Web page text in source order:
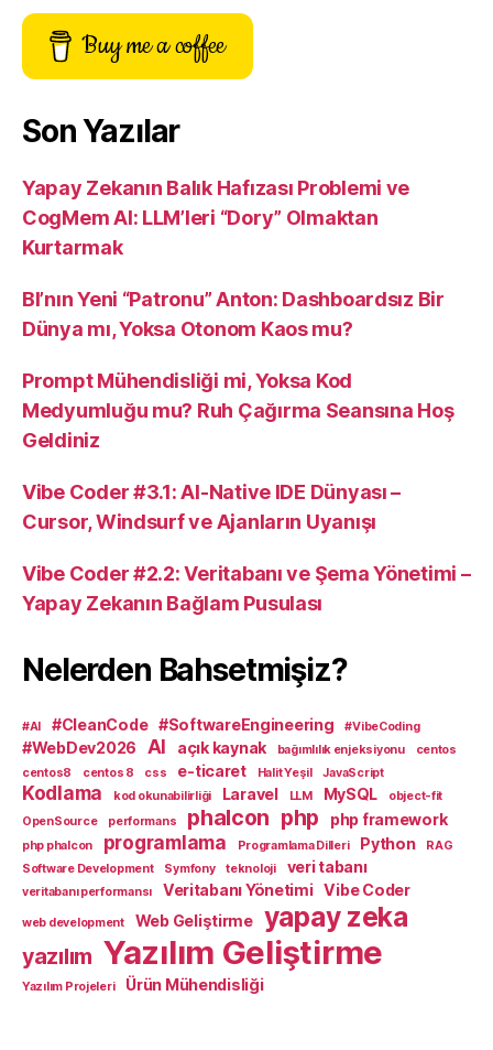
Buy me a coffee
Son Yazılar
Yapay Zekanın Balık Hafızası Problemi ve
CogMem AI: LLM’leri “Dory” Olmaktan
Kurtarmak
BI’nın Yeni “Patronu” Anton: Dashboardsız Bir
Dünya mı, Yoksa Otonom Kaos mu?
Prompt Mühendisliği mi, Yoksa Kod
Medyumluğu mu? Ruh Çağırma Seansına Hoş
Geldiniz
Vibe Coder #3.1: AI-Native IDE Dünyası –
Cursor, Windsurf ve Ajanların Uyanışı
Vibe Coder #2.2: Veritabanı ve Şema Yönetimi –
Yapay Zekanın Bağlam Pusulası
Nelerden Bahsetmişiz?
#AI #CleanCode #SoftwareEngineering #VibeCoding
#WebDev2026 AI açık kaynak bağımlılık enjeksiyonu
centos
centos8
centos 8 css e-ticaret Halit Yeşil JavaScript
Kodlama kod okunabilirliği Laravel LLM MySQL
object-fit
OpenSource
performans phalcon php php framework
php phalcon programlama Programlama Dilleri Python
RAG
Software Development
Symfony teknoloji veri tabanı
veritabanı performansı Veritabanı Yönetimi Vibe Coder
web development Web Geliştirme yapay zeka
yazılım Yazılım Geliştirme
Yazılım Projeleri Ürün Mühendisliği